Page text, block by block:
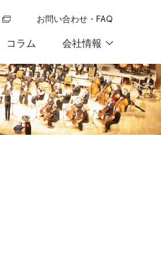
ドウで開くお問い合わせ・FAQ
コラム 会社情報